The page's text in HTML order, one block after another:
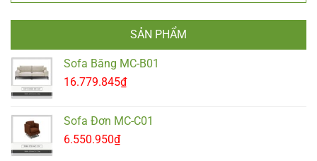
SẢN PHẨM
Sofa Băng MC-B01
16.779.845₫
Sofa Đơn MC-C01
6.550.950₫